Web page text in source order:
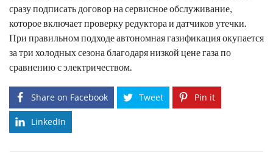
сразу подписать договор на сервисное обслуживание,
которое включает проверку редуктора и датчиков утечки.
При правильном подходе автономная газификация окупается
за три холодных сезона благодаря низкой цене газа по
сравнению с электричеством.
Share on Facebook Tweet Pin it
LinkedIn